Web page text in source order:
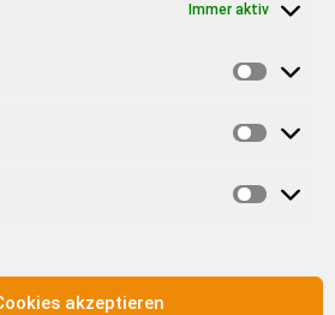
Immer aktiv
akzeptieren